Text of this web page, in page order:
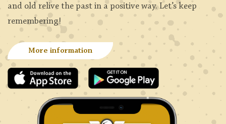
and old relive the past in a positive way. Let’s keep
remembering!
More information